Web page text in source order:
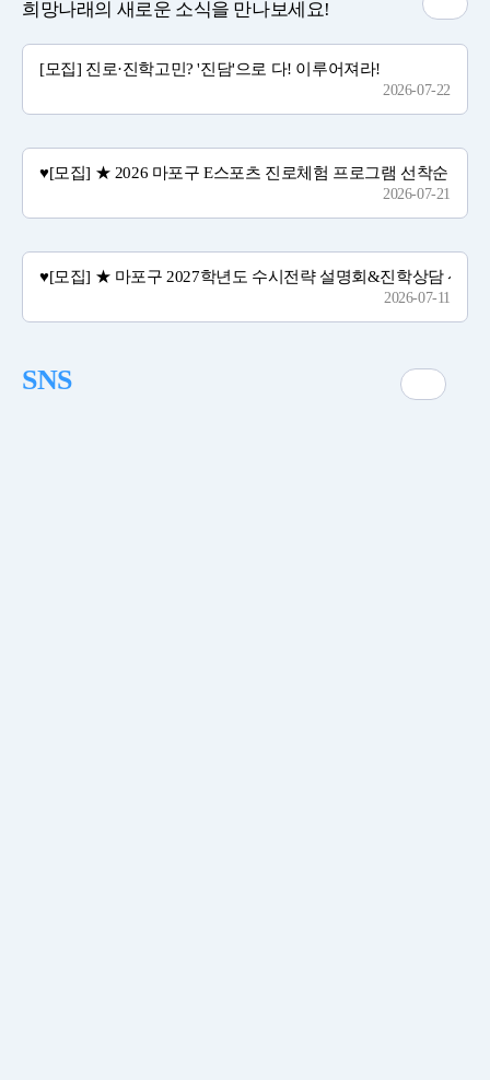
희망나래의 새로운 소식을 만나보세요!
[모집] 진로·진학고민? '진담'으로 다! 이루어져라!
2026-07-22
♥[모집] ★ 2026 마포구 E스포츠 진로체험 프로그램 선착순 모
2026-07-21
♥[모집] ★ 마포구 2027학년도 수시전략 설명회&진학상담 선착
2026-07-11
SNS